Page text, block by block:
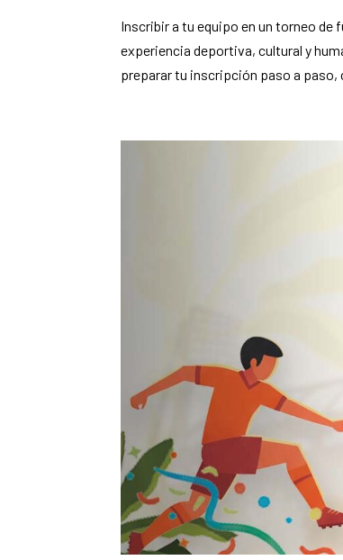
Inscribir a tu equipo en un torneo
experiencia deportiva, cultural y
preparar tu inscripción paso a paso,